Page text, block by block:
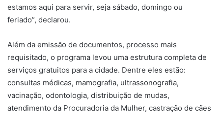
estamos aqui para servir, seja sábado, domingo ou
feriado”, declarou.
Além da emissão de documentos, processo mais
requisitado, o programa levou uma estrutura completa de
serviços gratuitos para a cidade. Dentre eles estão:
consultas médicas, mamografia, ultrassonografia,
vacinação, odontologia, distribuição de mudas,
atendimento da Procuradoria da Mulher, castração de cães